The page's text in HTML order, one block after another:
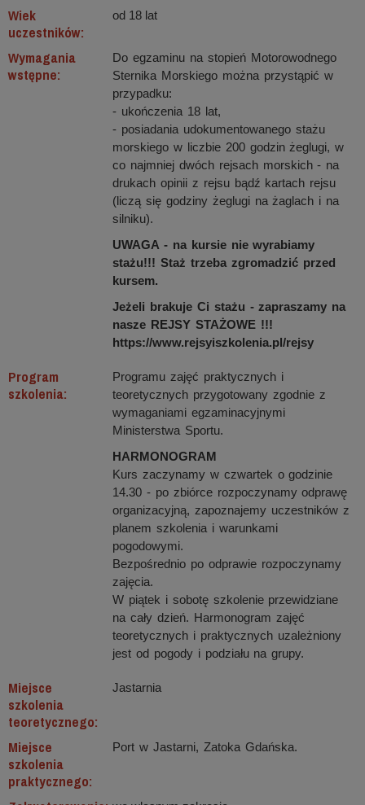
Wiek
uczestników:
od 18 lat
Wymagania
wstępne:
Do egzaminu na stopień Motorowodnego
Sternika Morskiego można przystąpić w
przypadku:
- ukończenia 18 lat,
- posiadania udokumentowanego stażu
morskiego w liczbie 200 godzin żeglugi, w
co najmniej dwóch rejsach morskich - na
drukach opinii z rejsu bądź kartach rejsu
(liczą się godziny żeglugi na żaglach i na
silniku).
UWAGA - na kursie nie wyrabiamy
stażu!!! Staż trzeba zgromadzić przed
kursem.
Jeżeli brakuje Ci stażu - zapraszamy na
nasze REJSY STAŻOWE !!!
https://www.rejsyiszkolenia.pl/rejsy
Program
szkolenia:
Programu zajęć praktycznych i
teoretycznych przygotowany zgodnie z
wymaganiami egzaminacyjnymi
Ministerstwa Sportu.
HARMONOGRAM
Kurs zaczynamy w czwartek o godzinie
14.30 - po zbiórce rozpoczynamy odprawę
organizacyjną, zapoznajemy uczestników z
planem szkolenia i warunkami
pogodowymi.
Bezpośrednio po odprawie rozpoczynamy
zajęcia.
W piątek i sobotę szkolenie przewidziane
na cały dzień. Harmonogram zajęć
teoretycznych i praktycznych uzależniony
jest od pogody i podziału na grupy.
Miejsce
szkolenia
teoretycznego:
Jastarnia
Miejsce
szkolenia
praktycznego:
Port w Jastarni, Zatoka Gdańska.